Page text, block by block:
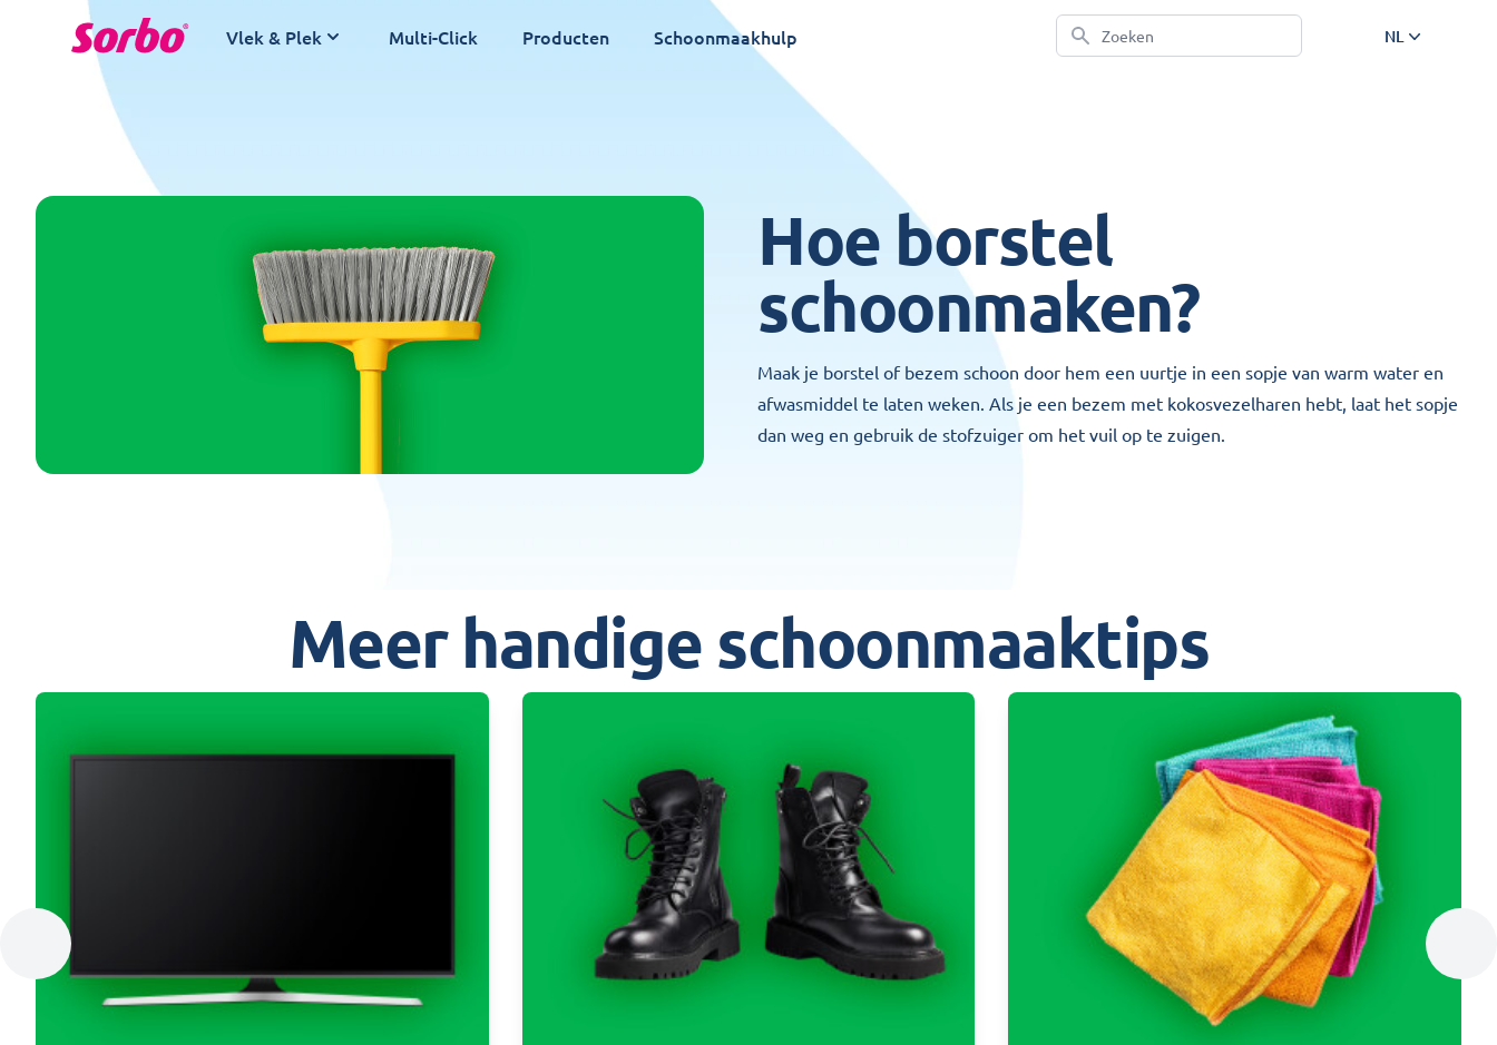
Spring naar de inhoud
Vlek & Plek
Badkamer
Multi
Multi-Click Producten Schoonmaakhulp Zoeken NL
Hoe borstel
schoonmaken?
Maak je borstel of bezem schoon door hem een uurtje in een sopje van warm water en
afwasmiddel te laten weken. Als je een bezem met kokosvezelharen hebt, laat het sopje
dan weg en gebruik de stofzuiger om het vuil op te zuigen.
Meer handige schoonmaaktips